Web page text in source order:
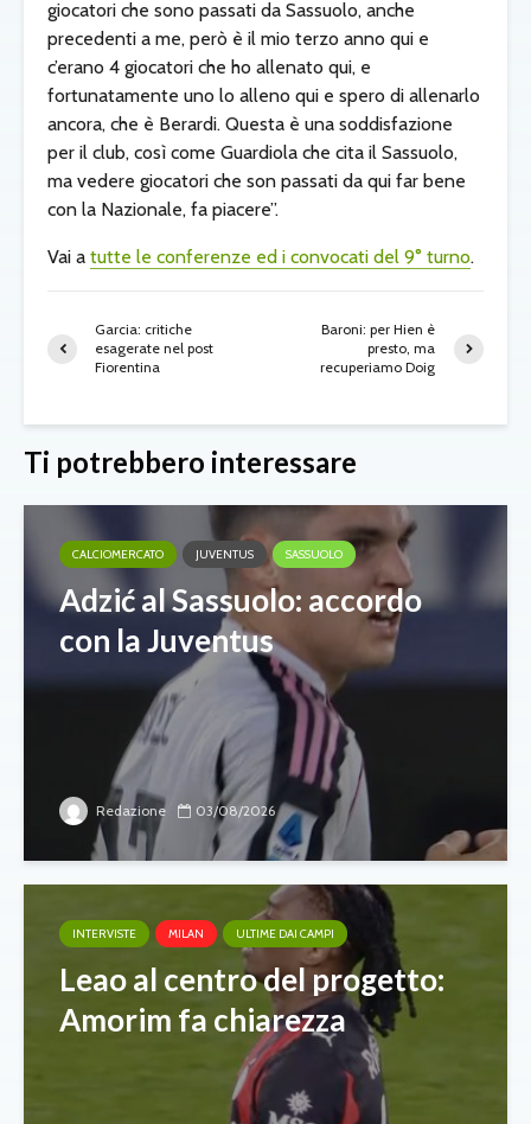
giocatori che sono passati da Sassuolo, anche
precedenti a me, però è il mio terzo anno qui e
c’erano 4 giocatori che ho allenato qui, e
fortunatamente uno lo alleno qui e spero di allenarlo
ancora, che è Berardi. Questa è una soddisfazione
per il club, così come Guardiola che cita il Sassuolo,
ma vedere giocatori che son passati da qui far bene
con la Nazionale, fa piacere”.
Vai a tutte le conferenze ed i convocati del 9° turno.
Garcia: critiche
esagerate nel post
Fiorentina
Baroni: per Hien è
presto, ma
recuperiamo Doig
Ti potrebbero interessare
CALCIOMERCATO JUVENTUS SASSUOLO
Adzić al Sassuolo: accordo
con la Juventus
Redazione 03/08/2026
INTERVISTE MILAN ULTIME DAI CAMPI
Leao al centro del progetto:
Amorim fa chiarezza